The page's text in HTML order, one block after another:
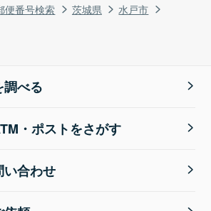
便番号検索 茨城県
水戸市
べる
・ポストをさがす
い合わせ